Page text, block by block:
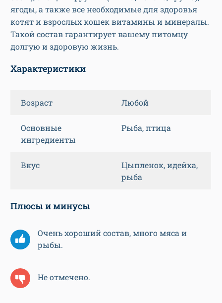
ягоды, а также все необходимые для здоровья
котят и взрослых кошек витамины и минералы.
Такой состав гарантирует вашему питомцу
долгую и здоровую жизнь.
Характеристики
Возраст Любой
Основные
ингредиенты
Рыба, птица
Вкус
Цыпленок, идейка,
рыба
Плюсы и минусы
Очень хороший состав, много мяса и
рыбы.
Не отмечено.